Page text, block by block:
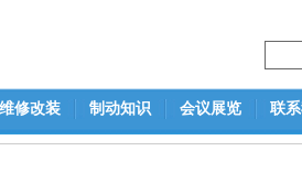
维修改装 制动知识 会议展览 联